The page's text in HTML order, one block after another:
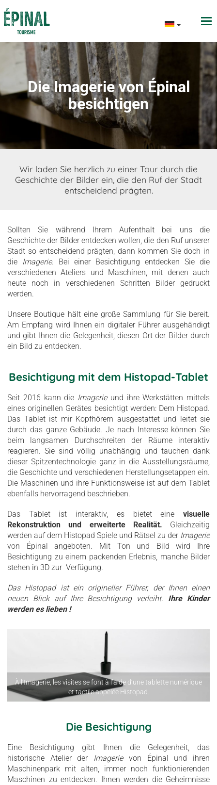
Die Imagerie von Épinal
besichtigen
Wir laden Sie herzlich zu einer Tour durch die
Geschichte der Bilder ein, die den Ruf der Stadt
entscheidend prägten.
Sollten Sie während Ihrem Aufenthalt bei uns die
Geschichte der Bilder entdecken wollen, die den Ruf unserer
Stadt so entscheidend prägten, dann kommen Sie doch in
die Imagerie. Bei einer Besichtigung entdecken Sie die
verschiedenen Ateliers und Maschinen, mit denen auch
heute noch in verschiedenen Schritten Bilder gedruckt
werden.
Unsere Boutique hält eine große Sammlung für Sie bereit.
Am Empfang wird Ihnen ein digitaler Führer ausgehändigt
und gibt Ihnen die Gelegenheit, diesen Ort der Bilder durch
ein Bild zu entdecken.
Besichtigung mit dem Histopad-Tablet
Seit 2016 kann die Imagerieund ihre Werkstätten mittels
eines originellen Gerätes besichtigt werden: Dem Histopad.
Das Tablet ist mir Kopfhörern ausgestattet und leitet sie
durch das ganze Gebäude. Je nach Interesse können Sie
beim langsamen Durchschreiten der Räume interaktiv
reagieren. Sie sind völlig unabhängig und tauchen dank
dieser Spitzentechnologie ganz in die Ausstellungsräume,
die Geschichte und verschiedenen Herstellungsetappen ein.
Die Maschinen und ihre Funktionsweise ist auf dem Tablet
ebenfalls hervorragend beschrieben.
Das Tablet ist interaktiv, es bietet eine visuelle
Rekonstruktion und erweiterte Realität. Gleichzeitig
werden auf dem Histopad Spiele und Rätsel zu der Imagerie
von Épinal angeboten. Mit Ton und Bild wird Ihre
Besichtigung zu einem packenden Erlebnis, manche Bilder
stehen in 3D zur Verfügung.
Das Histopad ist ein origineller Führer, der Ihnen einen
neuen Blick auf Ihre Besichtigung verleiht. Ihre Kinder
werden es lieben !
À l’Imagerie, les visites se font à l’aide d’une tablette numérique
et tactile appelée Histopad.
Die Besichtigung
Eine Besichtigung gibt Ihnen die Gelegenheit, das
historische Atelier der Imagerievon Épinal und ihren
Maschinenpark mit alten, immer noch funktionierenden
Maschinen zu entdecken. Ihnen werden die Geheimnisse